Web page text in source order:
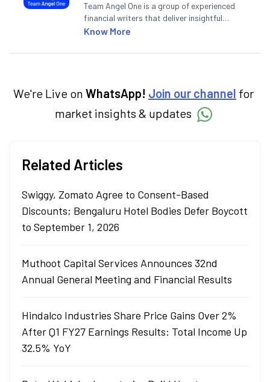
Team Angel One is a group of experienced
financial writers that deliver insightful
articles on the stock market, IPO, economy,
categories.
Know More
We're Live on WhatsApp! Join our channel for
market insights & updates
Related Articles
Swiggy, Zomato Agree to Consent-Based
Discounts; Bengaluru Hotel Bodies Defer Boycott
to September 1, 2026
Muthoot Capital Services Announces 32nd
Annual General Meeting and Financial Results
Hindalco Industries Share Price Gains Over 2%
After Q1 FY27 Earnings Results: Total Income Up
32.5% YoY